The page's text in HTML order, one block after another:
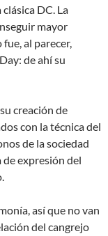
DC. La
mayor
al parecer,
de ahí su
creación de
con la técnica del
de la sociedad
expresión del
así que no van
del cangrejo